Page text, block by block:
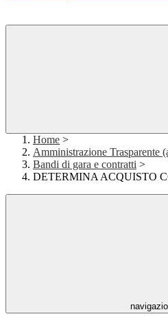
Home >
Amministrazione Trasparente
Bandi di gara e contratti >
DETERMINA ACQUISTO